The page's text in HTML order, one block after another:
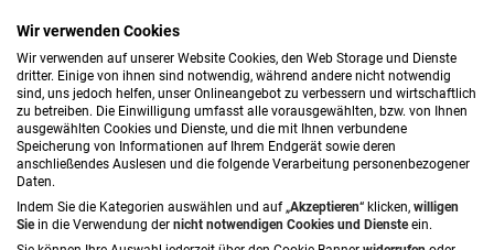
Wir verwenden Cookies
Wir verwenden auf unserer Website Cookies, den Web Storage und Dienste
dritter. Einige von ihnen sind notwendig, während andere nicht notwendig
sind, uns jedoch helfen, unser Onlineangebot zu verbessern und wirtschaftlich
zu betreiben. Die Einwilligung umfasst alle vorausgewählten, bzw. von Ihnen
ausgewählten Cookies und Dienste, und die mit Ihnen verbundene
Speicherung von Informationen auf Ihrem Endgerät sowie deren
anschließendes Auslesen und die folgende Verarbeitung personenbezogener
Daten.
Indem Sie die Kategorien auswählen und auf „Akzeptieren“ klicken, willigen
Sie in die Verwendung der nicht notwendigen Cookies und Diensteein.